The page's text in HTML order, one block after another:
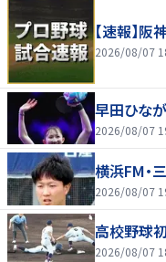
【速報】
2026/08/07
早田ひな
2026/08/07
横浜FM・
2026/08/07
高校野球
2026/08/07